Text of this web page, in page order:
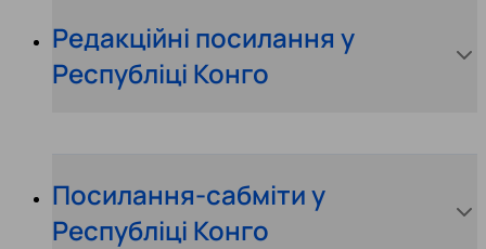
Редакційні посилання у
Республіці Конго
Посилання-сабміти у
Республіці Конго